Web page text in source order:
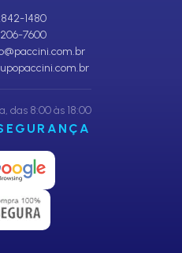
1480
7600
das 8:00 às 18:00